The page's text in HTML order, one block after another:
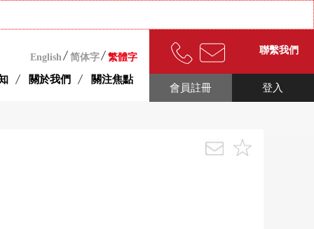
English 简体字 繁體字
關於我們 關注焦點
聯繫我們
登入
會員註冊